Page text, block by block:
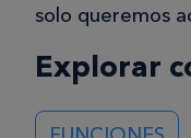
solo queremos
Explorar